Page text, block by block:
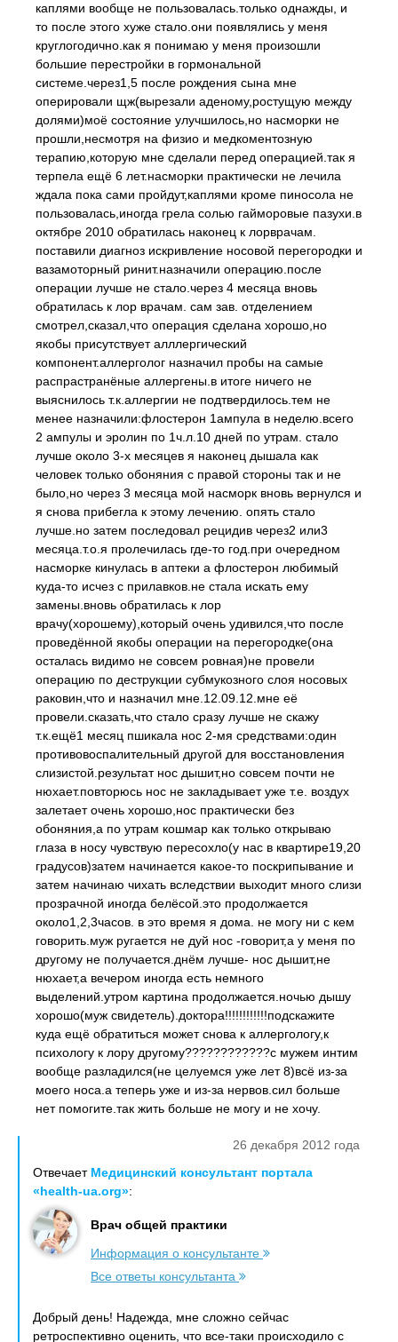
каплями вообще не пользовалась.только однажды, и
то после этого хуже стало.они появлялись у меня
круглогодично.как я понимаю у меня произошли
большие перестройки в гормональной
системе.через1,5 после рождения сына мне
оперировали щж(вырезали аденому,ростущую между
долями)моё состояние улучшилось,но насморки не
прошли,несмотря на физио и медкоментозную
терапию,которую мне сделали перед операцией.так я
терпела ещё 6 лет.насморки практически не лечила
ждала пока сами пройдут,каплями кроме пиносола не
пользовалась,иногда грела солью гайморовые пазухи.в
октябре 2010 обратилась наконец к лорврачам.
поставили диагноз искривление носовой перегородки и
вазамоторный ринит.назначили операцию.после
операции лучше не стало.через 4 месяца вновь
обратилась к лор врачам. сам зав. отделением
смотрел,сказал,что операция сделана хорошо,но
якобы присутствует алллергический
компонент.аллерголог назначил пробы на самые
распрастранёные аллергены.в итоге ничего не
выяснилось т.к.аллергии не подтвердилось.тем не
менее назначили:флостерон 1ампула в неделю.всего
2 ампулы и эролин по 1ч.л.10 дней по утрам. стало
лучше около 3-х месяцев я наконец дышала как
человек только обоняния с правой стороны так и не
было,но через 3 месяца мой насморк вновь вернулся и
я снова прибегла к этому лечению. опять стало
лучше.но затем последовал рецидив через2 или3
месяца.т.о.я пролечилась где-то год.при очередном
насморке кинулась в аптеки а флостерон любимый
куда-то исчез с прилавков.не стала искать ему
замены.вновь обратилась к лор
врачу(хорошему),который очень удивился,что после
проведённой якобы операции на перегородке(она
осталась видимо не совсем ровная)не провели
операцию по деструкции субмукозного слоя носовых
раковин,что и назначил мне.12.09.12.мне её
провели.сказать,что стало сразу лучше не скажу
т.к.ещё1 месяц пшикала нос 2-мя средствами:один
противовоспалительный другой для восстановления
слизистой.результат нос дышит,но совсем почти не
нюхает.повторюсь нос не закладывает уже т.е. воздух
залетает очень хорошо,нос практически без
обоняния,а по утрам кошмар как только открываю
глаза в носу чувствую пересохло(у нас в квартире19,20
градусов)затем начинается какое-то поскрипывание и
затем начинаю чихать вследствии выходит много слизи
прозрачной иногда белёсой.это продолжается
около1,2,3часов. в это время я дома. не могу ни с кем
говорить.муж ругается не дуй нос -говорит,а у меня по
другому не получается.днём лучше- нос дышит,не
нюхает,а вечером иногда есть немного
выделений.утром картина продолжается.ночью дышу
хорошо(муж свидетель).доктора!!!!!!!!!!!!подскажите
куда ещё обратиться может снова к аллергологу,к
психологу к лору другому????????????с мужем интим
вообще разладился(не целуемся уже лет 8)всё из-за
моего носа.а теперь уже и из-за нервов.сил больше
нет помогите.так жить больше не могу и не хочу.
26 декабря 2012 года
Отвечает Медицинский консультант портала
«health-ua.org»:
Врач общей практики
Информация о консультанте
Все ответы консультанта
Добрый день! Надежда, мне сложно сейчас
ретроспективно оценить, что все-таки происходило с